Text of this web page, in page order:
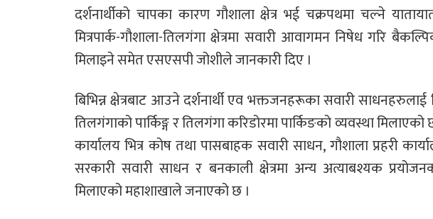
दर्शनार्थीको चापका कारण गौशाला क्षेत्र भई चक्रपथमा चल्ने
मित्रपार्क-गौशाला-तिलगंगा क्षेत्रमा सवारी आवागमन निषेध गरि
मिलाइने समेत एसएसपी जोशीले जानकारी दिए ।
बिभिन्न क्षेत्रबाट आउने दर्शनार्थी एव भक्तजनहरूका सवारी साधनहरुलाई
तिलगंगाको पार्किङ्ग र तिलगंगा करिडोरमा पार्किङको व्यवस्था
कार्यालय भित्र कोष तथा पासबाहक सवारी साधन, गौशाला प्रहरी
सरकारी सवारी साधन र बनकाली क्षेत्रमा अन्य अत्याबश्यक
मिलाएको महाशाखाले जनाएको छ ।